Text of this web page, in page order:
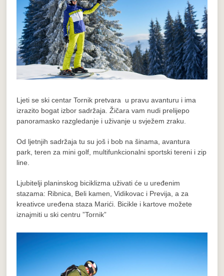
Ljeti se ski centar Tornik pretvara u pravu avanturu i ima
izrazito bogat izbor sadržaja. Žičara vam nudi prelijepo
panoramasko razgledanje i uživanje u svježem zraku.
Od ljetnjih sadržaja tu su još i bob na šinama, avantura
park, teren za mini golf, multifunkcionalni sportski tereni i zip
line.
Ljubitelji planinskog biciklizma uživati će u uređenim
stazama: Ribnica, Beli kamen, Vidikovac i Previja, a za
kreativce uređena staza Marići. Bicikle i kartove možete
iznajmiti u ski centru ”Tornik”